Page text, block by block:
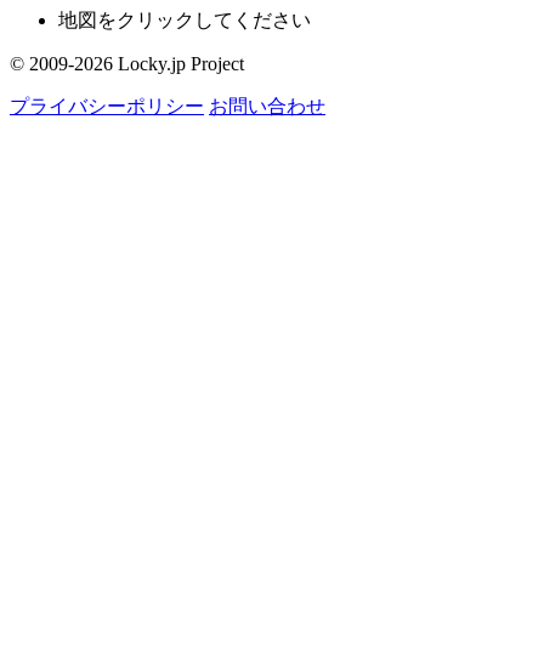
地図をクリックしてください
© 2009-2026 Locky.jp Project
プライバシーポリシー お問い合わせ